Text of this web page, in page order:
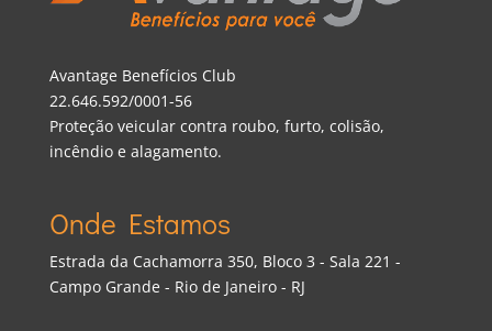
Avantage Benefícios Club
22.646.592/0001-56
Proteção veicular contra roubo, furto, colisão,
incêndio e alagamento.
Onde Estamos
Estrada da Cachamorra 350, Bloco 3 - Sala 221 -
Campo Grande - Rio de Janeiro - RJ